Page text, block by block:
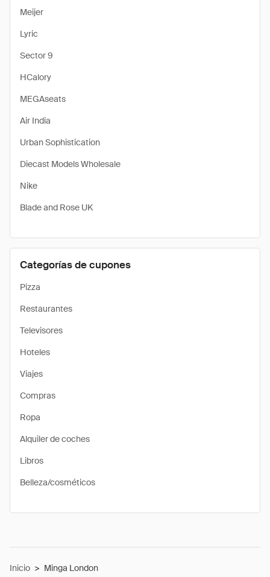
Meijer
Lyric
Sector 9
HCalory
MEGAseats
Air India
Urban Sophistication
Diecast Models Wholesale
Nike
Blade and Rose UK
Categorías de cupones
Pizza
Restaurantes
Televisores
Hoteles
Viajes
Compras
Ropa
Alquiler de coches
Libros
Belleza/cosméticos
Inicio > Minga London